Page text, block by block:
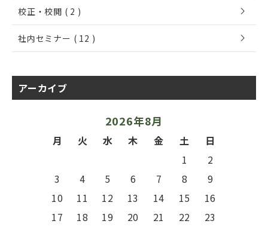
校正・校閲 ( 2 ) chevron_right
社内セミナー ( 12 ) chevron_right
アーカイブ
2026年8月
月 火 水 木 金 土
日
1
2
3
4 5 6 7 8
9
10
11 12 13 14 15
16
17
18 19 20 21 22
23